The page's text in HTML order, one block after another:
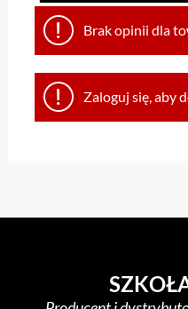
Brak opinii dla
Zaloguj się, aby